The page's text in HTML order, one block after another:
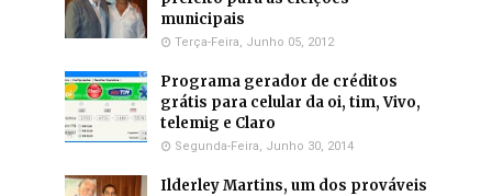
municipais
Terça-Feira, Junho 05, 2012
Programa gerador de créditos
grátis para celular da oi, tim, Vivo,
telemig e Claro
Segunda-Feira, Junho 30, 2014
Ilderley Martins, um dos prováveis